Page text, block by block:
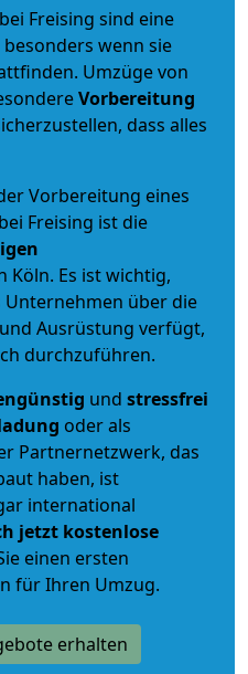
Freising sind eine
wenn sie
Umzüge von
Vorbereitung
dass alles
Vorbereitung eines
Freising ist die
Köln. Es ist wichtig,
Unternehmen über die
Ausrüstung verfügt,
durchzuführen.
und stressfrei
oder als
Partnernetzwerk, das
haben, ist
international
jetzt kostenlose
einen ersten
für Ihren Umzug.
erhalten